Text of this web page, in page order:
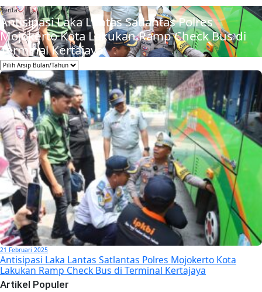
Berita
Antisipasi Laka Lantas Satlantas Polres
Mojokerto Kota Lakukan Ramp Check Bus di
Terminal Kertajaya
21 Februari 2025
Antisipasi Laka Lantas Satlantas Polres Mojokerto Kota
Lakukan Ramp Check Bus di Terminal Kertajaya
Artikel Populer